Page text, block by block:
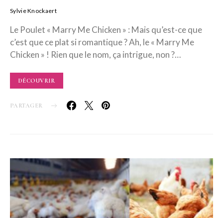
Sylvie Knockaert
Le Poulet « Marry Me Chicken » : Mais qu’est-ce que
c’est que ce plat si romantique ? Ah, le « Marry Me
Chicken » ! Rien que le nom, ça intrigue, non ?…
DÉCOUVRIR
PARTAGER